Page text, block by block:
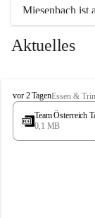
Miesenbach ist
wunderschöne
vielfältige
Überzeugen
in den
Wir kennen
Tradition und
Aktuelles
M
i
s
vor 2 TagenEssen &
Team Österreich
0,1 MB